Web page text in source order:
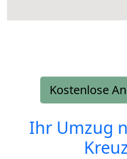
Kostenlose
Ihr Umzug